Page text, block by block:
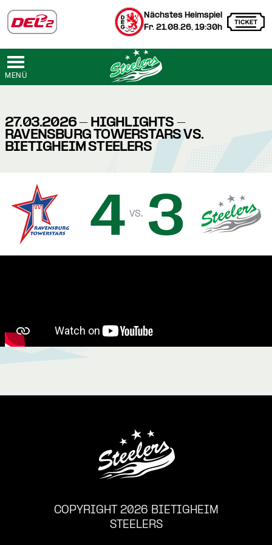
Nächstes Heimspiel
Fr. 21.08.26, 19:30h
MENÜ
27.03.2026 - HIGHLIGHTS -
RAVENSBURG TOWERSTARS VS.
BIETIGHEIM STEELERS
4 vs. 3
COPYRIGHT 2026 BIETIGHEIM
STEELERS